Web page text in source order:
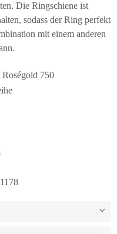
Die Ringschiene ist
sodass der Ring perfekt
mit einem anderen
Roségold 750